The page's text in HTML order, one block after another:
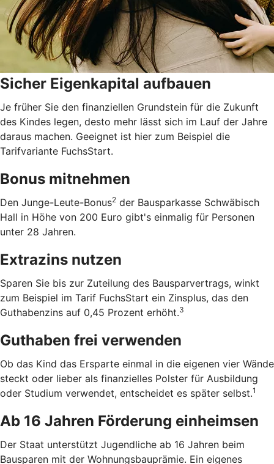
Sicher Eigenkapital aufbauen
Je früher Sie den finanziellen Grundstein für die Zukunft
des Kindes legen, desto mehr lässt sich im Lauf der Jahre
daraus machen. Geeignet ist hier zum Beispiel die
Tarifvariante FuchsStart.
Bonus mitnehmen
Den Junge-Leute-Bonus2 der Bausparkasse Schwäbisch
Hall in Höhe von 200 Euro gibt's einmalig für Personen
unter 28 Jahren.
Extrazins nutzen
Sparen Sie bis zur Zuteilung des Bausparvertrags, winkt
zum Beispiel im Tarif FuchsStart ein Zinsplus, das den
Guthabenzins auf 0,45 Prozent erhöht.3
Guthaben frei verwenden
Ob das Kind das Ersparte einmal in die eigenen vier Wände
steckt oder lieber als finanzielles Polster für Ausbildung
oder Studium verwendet, entscheidet es später selbst.1
Ab 16 Jahren Förderung einheimsen
Der Staat unterstützt Jugendliche ab 16 Jahren beim
Bausparen mit der Wohnungsbauprämie. Ein eigenes